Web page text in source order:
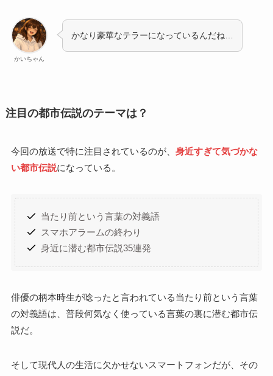
かいちゃん
かなり豪華なテラーになっているんだね…
注目の都市伝説のテーマは？
今回の放送で特に注目されているのが、 身近すぎて気づかな
い都市伝説になっている。
当たり前という言葉の対義語
スマホアラームの終わり
身近に潜む都市伝説35連発
俳優の柄本時生が唸ったと言われている当たり前という言葉
の対義語は、普段何気なく使っている言葉の裏に潜む都市伝
説だ。
そして現代人の生活に欠かせないスマートフォンだが、その